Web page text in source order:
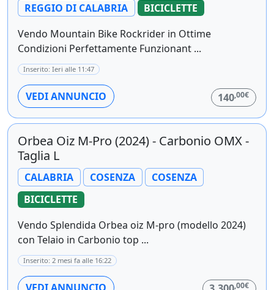
REGGIO DI CALABRIA
BICICLETTE
Vendo Mountain Bike Rockrider in Ottime
Condizioni Perfettamente Funzionant ...
Inserito: Ieri alle 11:47
VEDI ANNUNCIO 140,00€
Orbea Oiz M-Pro (2024) - Carbonio OMX -
Taglia L
CALABRIA COSENZA
COSENZA
BICICLETTE
Vendo Splendida Orbea oiz M-pro (modello 2024)
con Telaio in Carbonio top ...
Inserito: 2 mesi fa alle 16:22
,00€